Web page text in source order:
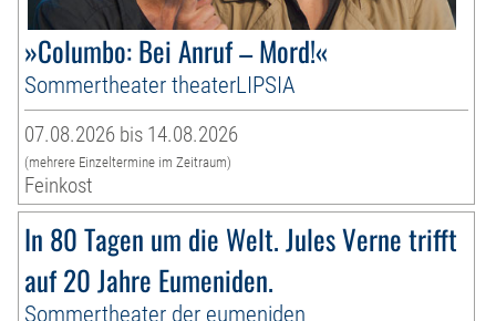
»Columbo: Bei Anruf – Mord!«
Sommertheater theaterLIPSIA
07.08.2026 bis 14.08.2026
(mehrere Einzeltermine im Zeitraum)
Feinkost
In 80 Tagen um die Welt. Jules Verne trifft
auf 20 Jahre Eumeniden.
Sommertheater der eumeniden